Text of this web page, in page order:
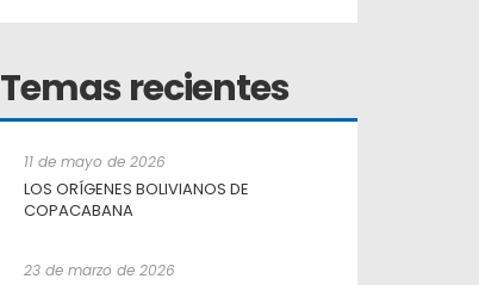
Temas recientes
11 de mayo de 2026
LOS ORÍGENES BOLIVIANOS DE
COPACABANA
23 de marzo de 2026